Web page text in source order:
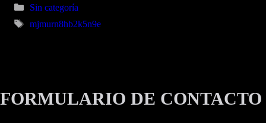
Categorías
Sin categoría
Etiquetas
mjmurn8hb2k5n9e
FORMULARIO DE CONTACTO